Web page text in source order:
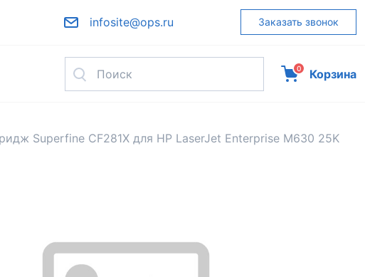
infosite@ops.ru Заказать звонок
0 Корзина
Superfine CF281X для HP LaserJet Enterprise M630 25K